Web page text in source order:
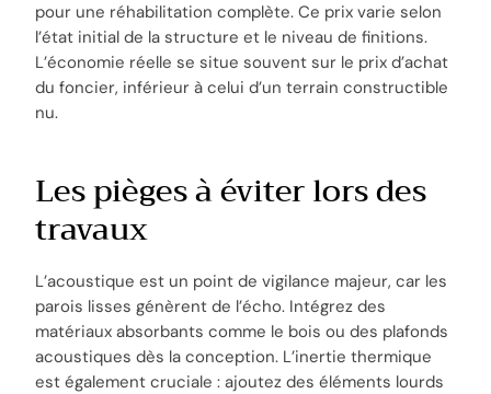
pour une réhabilitation complète. Ce prix varie selon
l’état initial de la structure et le niveau de finitions.
L’économie réelle se situe souvent sur le prix d’achat
du foncier, inférieur à celui d’un terrain constructible
nu.
Les pièges à éviter lors des
travaux
L’acoustique est un point de vigilance majeur, car les
parois lisses génèrent de l’écho. Intégrez des
matériaux absorbants comme le bois ou des plafonds
acoustiques dès la conception. L’inertie thermique
est également cruciale : ajoutez des éléments lourds